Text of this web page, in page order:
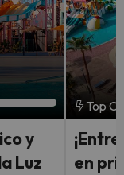
y
Luz
Top
en